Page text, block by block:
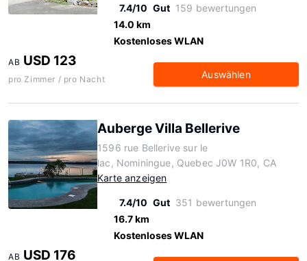
7.4/10 Gut 159 bewertungen
14.0 km
Kostenloses WLAN
AB USD 123
pro Zimmer / pro Nacht Auswählen
Auberge Villa Bellerive
1596 rue Bellerive sur le
lac, Nominingue, Quebec J0W 1R0, CA
Karte anzeigen
7.4/10 Gut 351 bewertungen
16.7 km
Kostenloses WLAN
AB USD 176